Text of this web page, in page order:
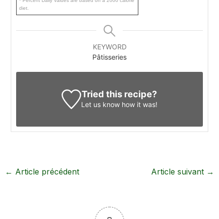
diet.
KEYWORD
Pâtisseries
Tried this recipe?
Let us know how it was!
← Article précédent Article suivant →